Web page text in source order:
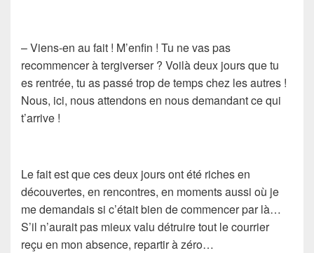
– Viens-en au fait ! M’enfin ! Tu ne vas pas
recommencer à tergiverser ? Voilà deux jours que tu
es rentrée, tu as passé trop de temps chez les autres !
Nous, ici, nous attendons en nous demandant ce qui
t’arrive !
Le fait est que ces deux jours ont été riches en
découvertes, en rencontres, en moments aussi où je
me demandais si c’était bien de commencer par là…
S’il n’aurait pas mieux valu détruire tout le courrier
reçu en mon absence, repartir à zéro…